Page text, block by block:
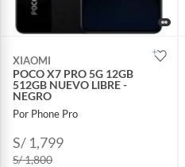
XIAOMI
POCO X7 PRO 5G 12GB
512GB NUEVO LIBRE -
NEGRO
Por Phone Pro
S/ 1,799
S/ 1,800